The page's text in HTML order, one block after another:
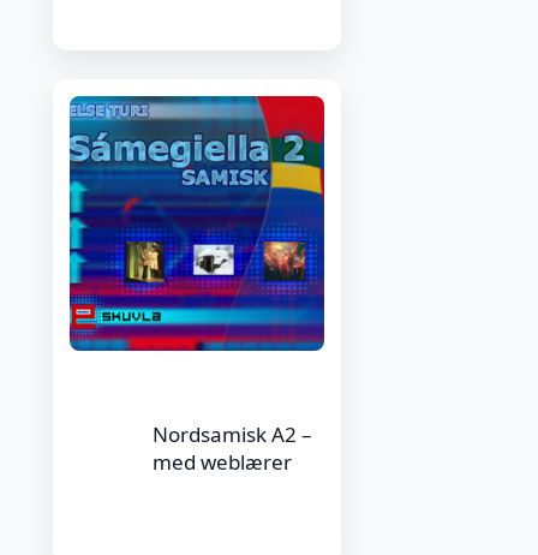
Nordsamisk A2 –
med weblærer